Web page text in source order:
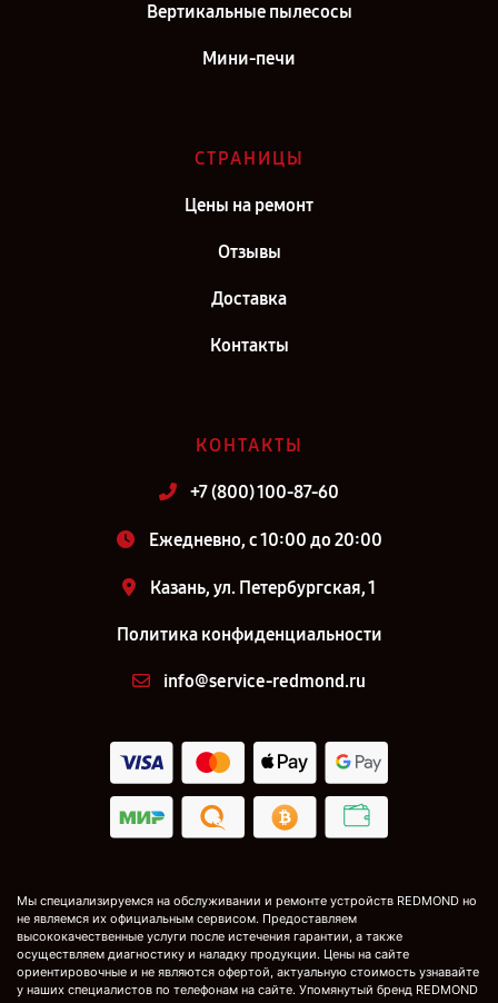
Вертикальные пылесосы
Мини-печи
СТРАНИЦЫ
Цены на ремонт
Отзывы
Доставка
Контакты
КОНТАКТЫ
+7 (800) 100-87-60
Ежедневно, с 10:00 до 20:00
Казань, ул. Петербургская, 1
Политика конфиденциальности
info@service-redmond.ru
Мы специализируемся на обслуживании и ремонте устройств REDMOND но
не являемся их официальным сервисом. Предоставляем
высококачественные услуги после истечения гарантии, а также
осуществляем диагностику и наладку продукции. Цены на сайте
ориентировочные и не являются офертой, актуальную стоимость узнавайте
у наших специалистов по телефонам на сайте. Упомянутый бренд REDMOND